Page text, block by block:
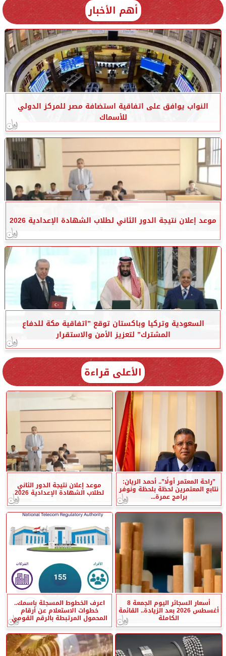
أهم الأخبار
النواب يوافق على اتفاقية استضافة مصر للمركز الدولي
للأسماك
موعد إعلان نتيجة الدور الثاني لطلاب الشهادة الإعدادية 2026
السعودية وتركيا وباكستان توقع ”اتفاقية مكة للدفاع
المشترك” لتعزيز الأمن والاستقرار
الأعلى قراءة
”راحة المعتمر أولًا”.. أحمد الريان:
نتابع المعتمرين لحظة بلحظة ونوفر
برامج عمرة...
موعد إعلان نتيجة الدور الثاني
لطلاب الشهادة الإعدادية 2026
أسعار السجائر اليوم الجمعة 8
أغسطس 2026 بعد الزيادة.. القائمة
الكاملة
اعرف الخطوط المسجلة باسمك..
خطوات الاستعلام عن أرقام
المحمول المرتبطة بالرقم القومي